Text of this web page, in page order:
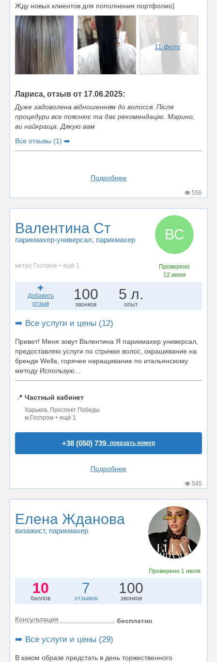
Жду новых клиентов для пополнения портфолио)
11 фото
Лариса, отзыв от 17.06.2025:
Дуже задоволена відношенням до волосся. Після
процедури все пояснює та дає рекомендацію. Марино,
ви найкраща. Дякую вам
Все отзывы (1) ➡️
Подробнее
558
Валентина Ст
парикмахер-универсал, парикмахер ВС
метро Госпром + ещё 1
Проверено
12 июня
Добавить
отзыв
100
звонков
5 л.
опыт
➡️ Все услуги и цены (12)
Привет! Меня зовут Валентина Я парикмахер универсал,
предоставляю услуги по стрижке волос, окрашивание на
бренде Wella, горячее наращивание по итальянскому
методу Использую...
📍 Частный кабинет
Харьков, Проспект Победы
м.Госпром + ещё 1
+38 (050) 739..показать номер
Подробнее
545
Елена Жданова
визажист, парикмахер
Проверено 1 июля
10
баллов
7
отзывов
100
звонков
Консультация бесплатно
➡️ Все услуги и цены (29)
В каком образе предстать в день торжественного